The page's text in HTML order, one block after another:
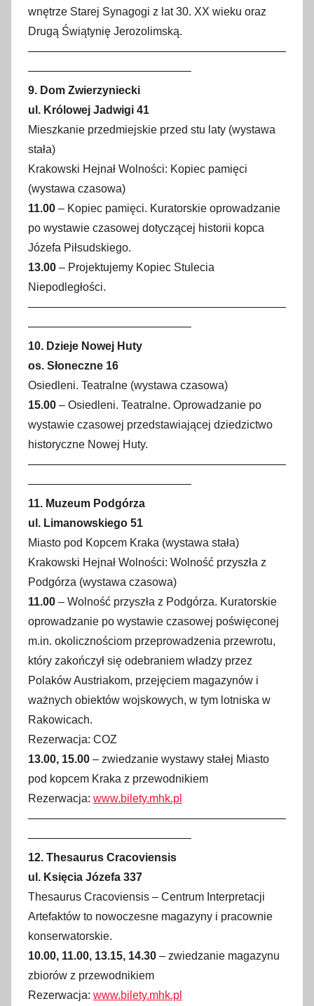
wnętrze Starej Synagogi z lat 30. XX wieku oraz
Drugą Świątynię Jerozolimską.
———————————————————————
——————————————–
9. Dom Zwierzyniecki
ul. Królowej Jadwigi 41
Mieszkanie przedmiejskie przed stu laty (wystawa
stała)
Krakowski Hejnał Wolności: Kopiec pamięci
(wystawa czasowa)
11.00 – Kopiec pamięci. Kuratorskie oprowadzanie
po wystawie czasowej dotyczącej historii kopca
Józefa Piłsudskiego.
13.00 – Projektujemy Kopiec Stulecia
Niepodległości.
———————————————————————
——————————————–
10. Dzieje Nowej Huty
os. Słoneczne 16
Osiedleni. Teatralne (wystawa czasowa)
15.00 – Osiedleni. Teatralne. Oprowadzanie po
wystawie czasowej przedstawiającej dziedzictwo
historyczne Nowej Huty.
———————————————————————
——————————————–
11. Muzeum Podgórza
ul. Limanowskiego 51
Miasto pod Kopcem Kraka (wystawa stała)
Krakowski Hejnał Wolności: Wolność przyszła z
Podgórza (wystawa czasowa)
11.00 – Wolność przyszła z Podgórza. Kuratorskie
oprowadzanie po wystawie czasowej poświęconej
m.in. okolicznościom przeprowadzenia przewrotu,
który zakończył się odebraniem władzy przez
Polaków Austriakom, przejęciem magazynów i
ważnych obiektów wojskowych, w tym lotniska w
Rakowicach.
Rezerwacja: COZ
13.00, 15.00 – zwiedzanie wystawy stałej Miasto
pod kopcem Kraka z przewodnikiem
Rezerwacja: www.bilety.mhk.pl
———————————————————————
——————————————–
12. Thesaurus Cracoviensis
ul. Księcia Józefa 337
Thesaurus Cracoviensis – Centrum Interpretacji
Artefaktów to nowoczesne magazyny i pracownie
konserwatorskie.
10.00, 11.00, 13.15, 14.30 – zwiedzanie magazynu
zbiorów z przewodnikiem
Rezerwacja: www.bilety.mhk.pl